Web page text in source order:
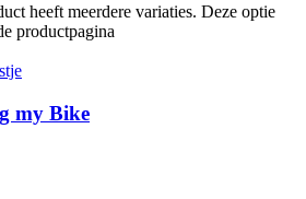
heeft meerdere variaties. Deze optie
productpagina
my Bike